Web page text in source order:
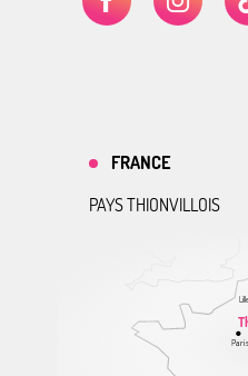
Lille
Paris
FRANCE
PAYS THIONVILLOIS